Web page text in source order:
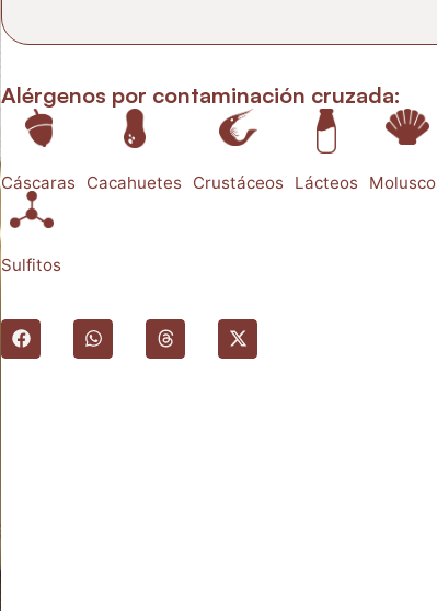
Alérgenos por contaminación cruzada:
Cáscaras Cacahuetes Crustáceos Lácteos
Sulfitos